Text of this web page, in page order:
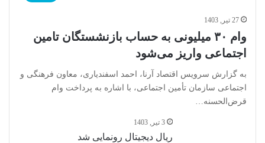
27 تیر, 1403
وام ۳۰ میلیونی به حساب بازنشستگان تامین
اجتماعی واریز می‌شود
به گزارش سرویس اقتصاد آرنا، احمد اسفندیاری، معاون فرهنگی و
اجتماعی سازمان تأمین اجتماعی، با اشاره به پرداخت وام
قرض‌الحسنه…
3 تیر, 1403
ریال دیجیتال رونمایی شد